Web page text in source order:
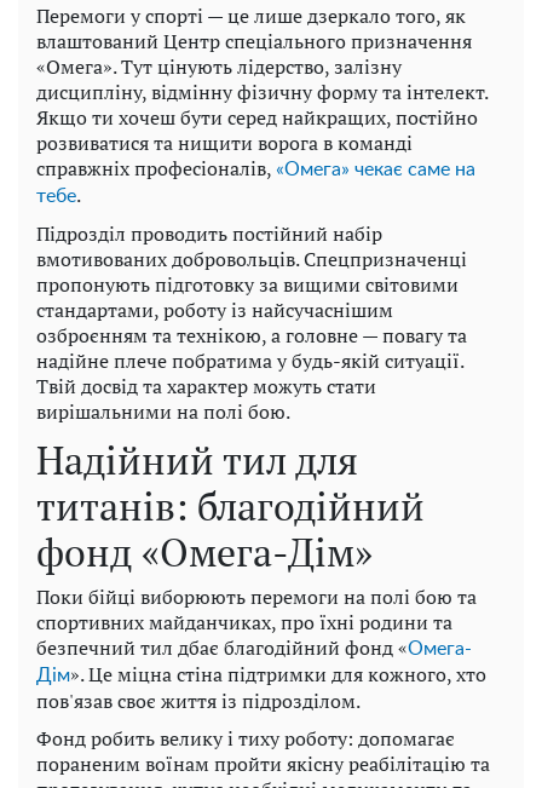
Перемоги у спорті — це лише дзеркало того, як
влаштований Центр спеціального призначення
«Омега». Тут цінують лідерство, залізну
дисципліну, відмінну фізичну форму та інтелект.
Якщо ти хочеш бути серед найкращих, постійно
розвиватися та нищити ворога в команді
справжніх професіоналів, «Омега» чекає саме на
тебе.
Підрозділ проводить постійний набір
вмотивованих добровольців. Спецпризначенці
пропонують підготовку за вищими світовими
стандартами, роботу із найсучаснішим
озброєнням та технікою, а головне — повагу та
надійне плече побратима у будь-якій ситуації.
Твій досвід та характер можуть стати
вирішальними на полі бою.
Надійний тил для
титанів: благодійний
фонд «Омега-Дім»
Поки бійці виборюють перемоги на полі бою та
спортивних майданчиках, про їхні родини та
безпечний тил дбає благодійний фонд «Омега-
Дім». Це міцна стіна підтримки для кожного, хто
пов'язав своє життя із підрозділом.
Фонд робить велику і тиху роботу: допомагає
пораненим воїнам пройти якісну реабілітацію та